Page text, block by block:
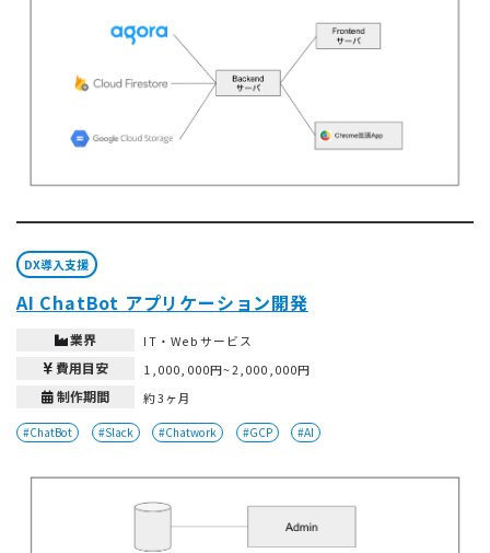
DX導入支援
AI ChatBot アプリケーション開発
業界 IT・Webサービス
費用目安 1,000,000円~2,000,000円
制作期間 約3ヶ月
#ChatBot #Slack #Chatwork #GCP #AI